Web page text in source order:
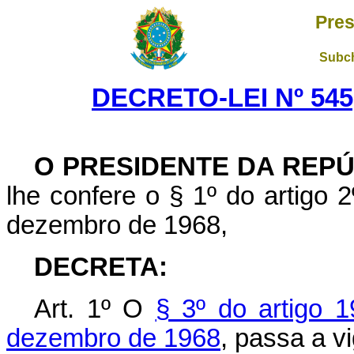
DECRETO-LEI Nº
O PRESIDENTE DA
lhe confere o § 1º do artigo
dezembro de 1968,
DECRETA:
Art. 1º O § 3º do artigo
dezembro de 1968, passa a